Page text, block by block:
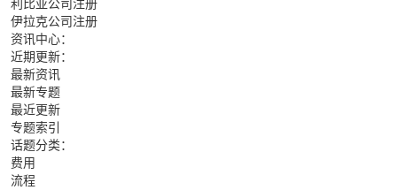
利比亚公司注册
伊拉克公司注册
资讯中心：
近期更新：
最新资讯
最新专题
最近更新
专题索引
话题分类：
费用
流程